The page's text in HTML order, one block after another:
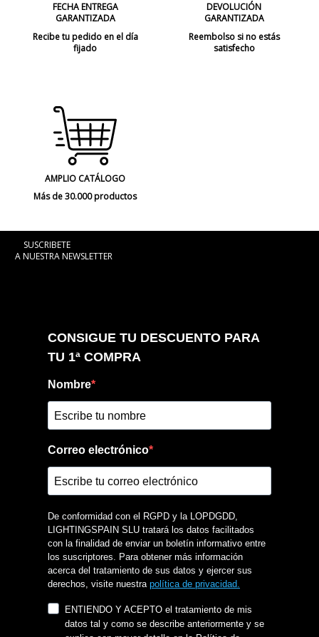
FECHA ENTREGA
GARANTIZADA
Recibe tu pedido en el día
fijado
DEVOLUCIÓN
GARANTIZADA
Reembolso si no estás
satisfecho
AMPLIO CATÁLOGO
Más de 30.000 productos
SUSCRIBETE
A NUESTRA NEWSLETTER